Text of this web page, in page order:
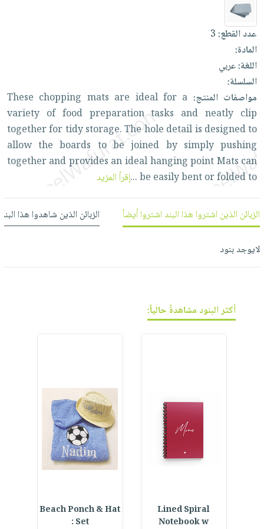
العناية
بالأسنان
الحمية
والتغذية
أدوات
المائدة
الأوعية
والتخزين
أدوات
المطبخ
الأكثر
مبيعاً
العودة
للمدارس
اكسسوارات
كتب
اكسسوارات
منزلية
اكسسوارات
ملابس
مطرزات
حقائب
حلي
بالذات
صابون
مناسبات
شحن
مجاني
بنود
مختارة
اشتراكات
كل
الاشتراكات
صندوق
القراءة
iKitab
بلا
بحث
متقدم
نيل
وفرات
عن
الشركة
سياسة
الشركة
فيديوهات
طرحها
خدمات
حسابك
لائحة
الأمنيات
عربة
نشرة
الإصدارات
عدد القطع:3
المادة:
اللغة:عربي
السلسلة:
مواصفات المنتج:
These chopping mats are ideal for a
variety of food preparationtasks andneatly clip
togetherfortidystorage.The hole detailis designedto
allowtheboards tobejoined by simplypushing
togetherandprovides anidealhangingpointMats can
be easilybentorfoldedto
...إقرأ المزيد
الزبائن الذين اشتروا هذا البند اشتروا أيضاً الزبائن الذين شاهدوا هذا
لايوجد بنود
أكثر البنود مشاهدةً حالياً:
Lined Spiral
Notebook w
Beach Ponch & Hat
Set :